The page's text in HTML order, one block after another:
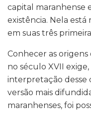
capital maranhense
existência. Nela
em suas três
Conhecer as
no século XVII
interpretação desse
versão mais
maranhenses, foi